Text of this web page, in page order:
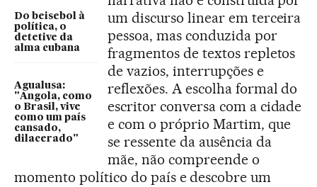
Do beisebol à
política, o
detetive da
alma cubana
Agualusa:
"Angola, como
o Brasil, vive
como um país
cansado,
dilacerado"
um discurso linear em terceira
pessoa, mas conduzida por
fragmentos de textos repletos
de vazios, interrupções e
reflexões. A escolha formal do
escritor conversa com a cidade
e com o próprio Martim, que
se ressente da ausência da
mãe, não compreende o
momento político do país e descobre um